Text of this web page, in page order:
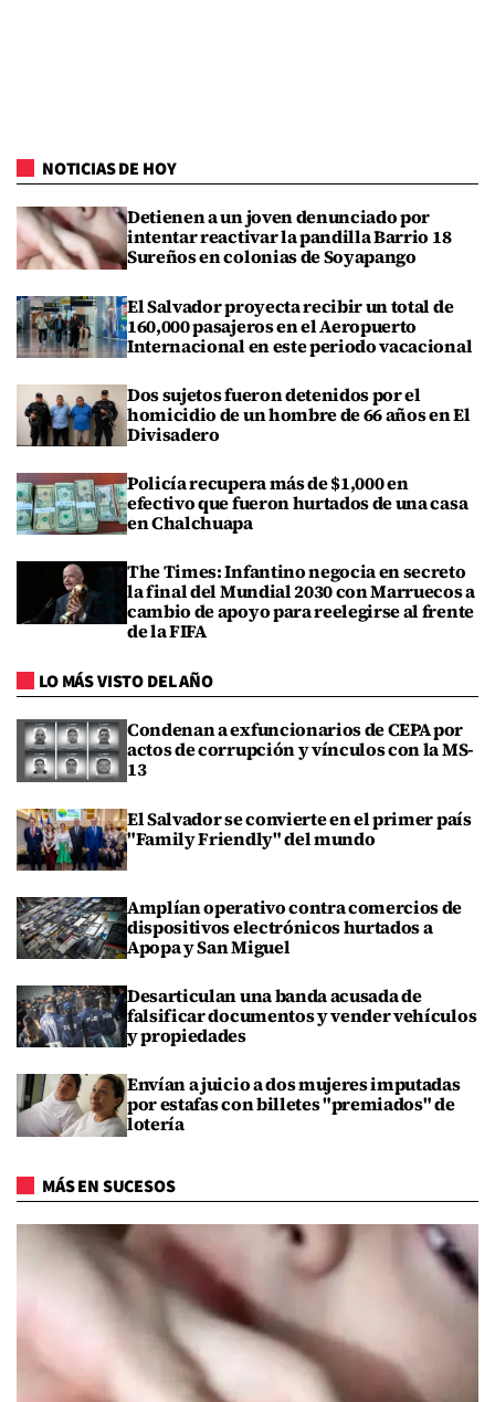
NOTICIAS DE HOY
Detienen a un joven denunciado por
intentar reactivar la pandilla Barrio 18
Sureños en colonias de Soyapango
El Salvador proyecta recibir un total de
160,000 pasajeros en el Aeropuerto
Internacional en este periodo vacacional
Dos sujetos fueron detenidos por el
homicidio de un hombre de 66 años en El
Divisadero
Policía recupera más de $1,000 en
efectivo que fueron hurtados de una casa
en Chalchuapa
The Times: Infantino negocia en secreto
la final del Mundial 2030 con Marruecos a
cambio de apoyo para reelegirse al frente
de la FIFA
LO MÁS VISTO DEL AÑO
Condenan a exfuncionarios de CEPA por
actos de corrupción y vínculos con la MS-
13
El Salvador se convierte en el primer país
"Family Friendly" del mundo
Amplían operativo contra comercios de
dispositivos electrónicos hurtados a
Apopa y San Miguel
Desarticulan una banda acusada de
falsificar documentos y vender vehículos
y propiedades
Envían a juicio a dos mujeres imputadas
por estafas con billetes "premiados" de
lotería
MÁS EN SUCESOS